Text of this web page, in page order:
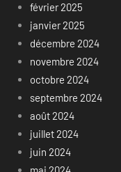
février 2025
janvier 2025
décembre 2024
novembre 2024
octobre 2024
septembre 2024
août 2024
juillet 2024
juin 2024